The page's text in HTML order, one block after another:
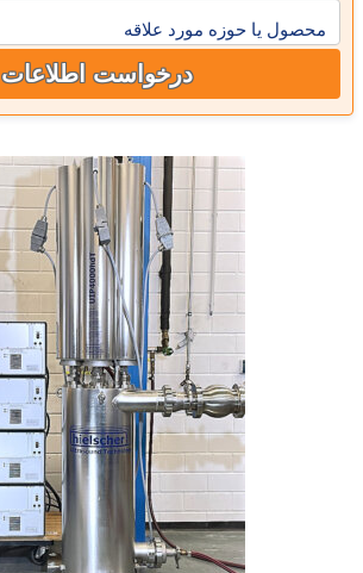
محصول یا حوزه مورد علاقه
درخواست اطلاعات